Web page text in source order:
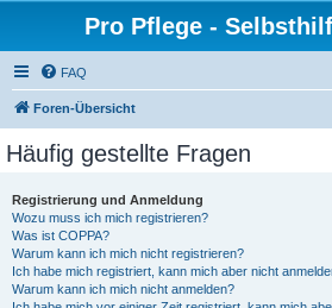
Pro Pflege -
FAQ
Foren-Übersicht
Häufig gestellte Fragen
Registrierung und Anmeldung
Wozu muss ich mich registrieren?
Was ist COPPA?
Warum kann ich mich nicht registrieren?
Ich habe mich registriert, kann mich aber nicht
Warum kann ich mich nicht anmelden?